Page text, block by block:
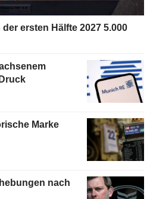
ersten Hälfte 2027 5.000
Marke
nach